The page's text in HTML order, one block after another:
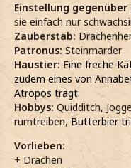
Einstellung
sie einfach nur
Zauberstab:
Patronus: Steinmarder
Haustier: Eine freche
zudem eines von
Atropos trägt.
Hobbys: Quidditch,
rumtreiben, Butterbier
Vorlieben:
+ Drachen